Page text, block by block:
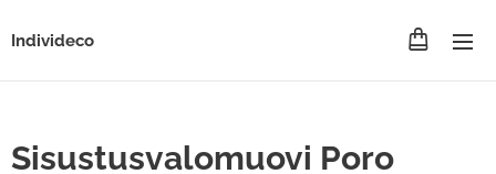
Individeco
Sisustusvalomuovi Poro